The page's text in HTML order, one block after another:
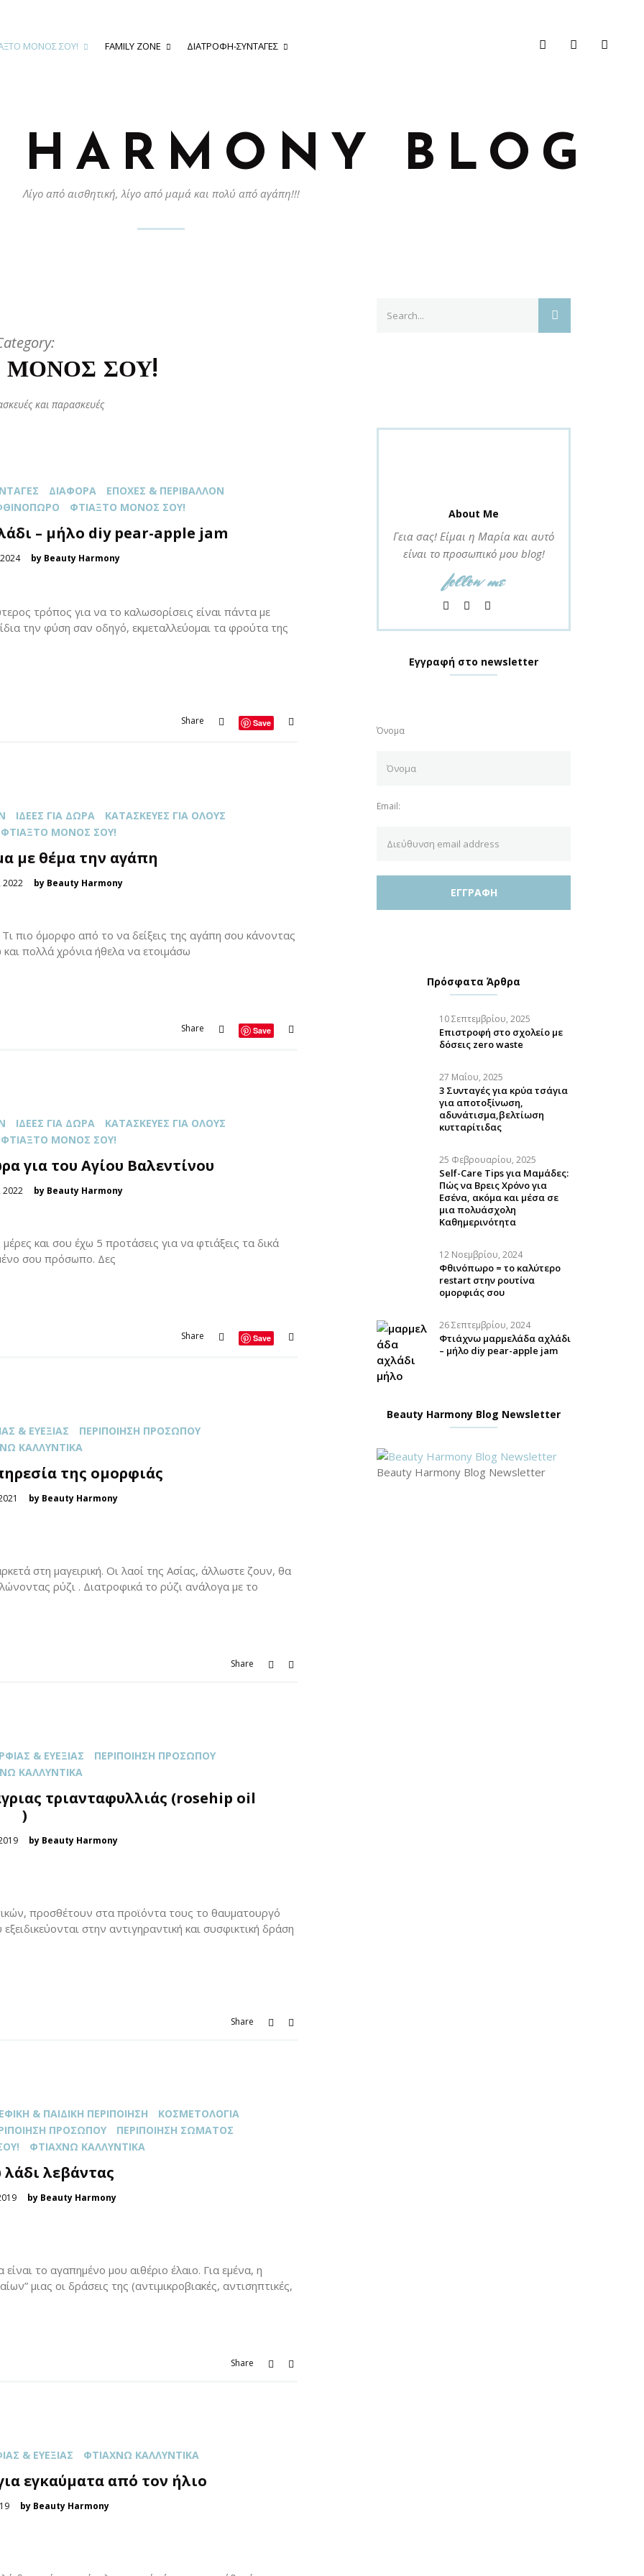
ΜΌΝΟΣ ΣΟΥ! FAMILY ZONE ΔΙΑΤΡΟΦΉ-ΣΥΝΤΑΓΈΣ
HARMONY BLOG
Λίγο από αισθητική, λίγο από μαμά και πολύ από αγάπη!!!
ΜΌΝΟΣ ΣΟΥ!
και παρασκευές
ΔΙΆΦΟΡΑ
ΕΠΟΧΈΣ & ΠΕΡΙΒΆΛΛΟΝ
ΦΤΙΆΞΤΟ ΜΌΝΟΣ ΣΟΥ!
– μήλο diy pear-apple jam
by Beauty Harmony
τρόπος για να το καλωσορίσεις είναι πάντα με
την φύση σαν οδηγό, εκμεταλλεύομαι τα φρούτα της
Share Save
ΙΔΈΕΣ ΓΙΑ ΔΏΡΑ
ΚΑΤΑΣΚΕΥΈΣ ΓΙΑ ΌΛOΥΣ
ΦΤΙΆΞΤΟ ΜΌΝΟΣ ΣΟΥ!
με θέμα την αγάπη
by Beauty Harmony
πιο όμορφο από το να δείξεις της αγάπη σου κάνοντας
πολλά χρόνια ήθελα να ετοιμάσω
Share Save
ΙΔΈΕΣ ΓΙΑ ΔΏΡΑ
ΚΑΤΑΣΚΕΥΈΣ ΓΙΑ ΌΛOΥΣ
ΦΤΙΆΞΤΟ ΜΌΝΟΣ ΣΟΥ!
για του Αγίου Βαλεντίνου
by Beauty Harmony
και σου έχω 5 προτάσεις για να φτιάξεις τα δικά
σου πρόσωπο. Δες
Share Save
& ΕΥΕΞΊΑΣ
ΠΕΡΙΠΟΊΗΣΗ ΠΡΟΣΏΠΟΥ
ΚΑΛΛΥΝΤΙΚΆ
της ομορφιάς
by Beauty Harmony
στη μαγειρική. Οι λαοί της Ασίας, άλλωστε ζουν, θα
ρύζι . Διατροφικά το ρύζι ανάλογα με το
Share
& ΕΥΕΞΊΑΣ
ΠΕΡΙΠΟΊΗΣΗ ΠΡΟΣΏΠΟΥ
ΚΑΛΛΥΝΤΙΚΆ
τριανταφυλλιάς (rosehip oil
)
by Beauty Harmony
προσθέτουν στα προϊόντα τους το θαυματουργό
στην αντιγηραντική και συσφικτική δράση
Share
& ΠΑΙΔΙΚΉ ΠΕΡΙΠΟΊΗΣΗ
ΚΟΣΜΕΤΟΛΟΓΊΑ
ΠΡΟΣΏΠΟΥ
ΠΕΡΙΠΟΊΗΣΗ ΣΏΜΑΤΟΣ
ΦΤΙΆΧΝΩ ΚΑΛΛΥΝΤΙΚΆ
λεβάντας
by Beauty Harmony
το αγαπημένο μου αιθέριο έλαιο. Για εμένα, η
μιας οι δράσεις της (αντιμικροβιακές, αντισηπτικές,
Share
& ΕΥΕΞΊΑΣ ΦΤΙΆΧΝΩ ΚΑΛΛΥΝΤΙΚΆ
εγκαύματα από τον ήλιο
by Beauty Harmony
for:
SEARCH
About Me
Γεια σας! Είμαι η Μαρία και αυτό
είναι το προσωπικό μου blog!
follow me
Εγγραφή στο newsletter
Όνομα
Email:
Πρόσφατα Άρθρα
10 Σεπτεμβρίου, 2025
Επιστροφή στο σχολείο με
δόσεις zero waste
27 Μαΐου, 2025
3 Συνταγές για κρύα τσάγια
για αποτοξίνωση,
αδυνάτισμα,βελτίωση
κυτταρίτιδας
25 Φεβρουαρίου, 2025
Self-Care Tips για Μαμάδες:
Πώς να Βρεις Χρόνο για
Εσένα, ακόμα και μέσα σε
μια πολυάσχολη
Καθημερινότητα
12 Νοεμβρίου, 2024
Φθινόπωρο = το καλύτερο
restart στην ρουτίνα
ομορφιάς σου
26 Σεπτεμβρίου, 2024
Φτιάχνω μαρμελάδα αχλάδι
– μήλο diy pear-apple jam
Beauty Harmony Blog Newsletter
Beauty Harmony Blog Newsletter